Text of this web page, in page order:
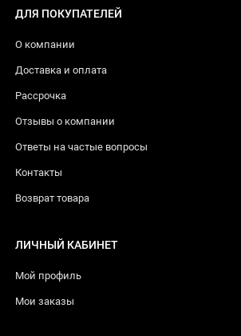
ДЛЯ ПОКУПАТЕЛЕЙ
О компании
Доставка и оплата
Рассрочка
Отзывы о компании
Ответы на частые вопросы
Контакты
Возврат товара
ЛИЧНЫЙ КАБИНЕТ
Мой профиль
Мои заказы